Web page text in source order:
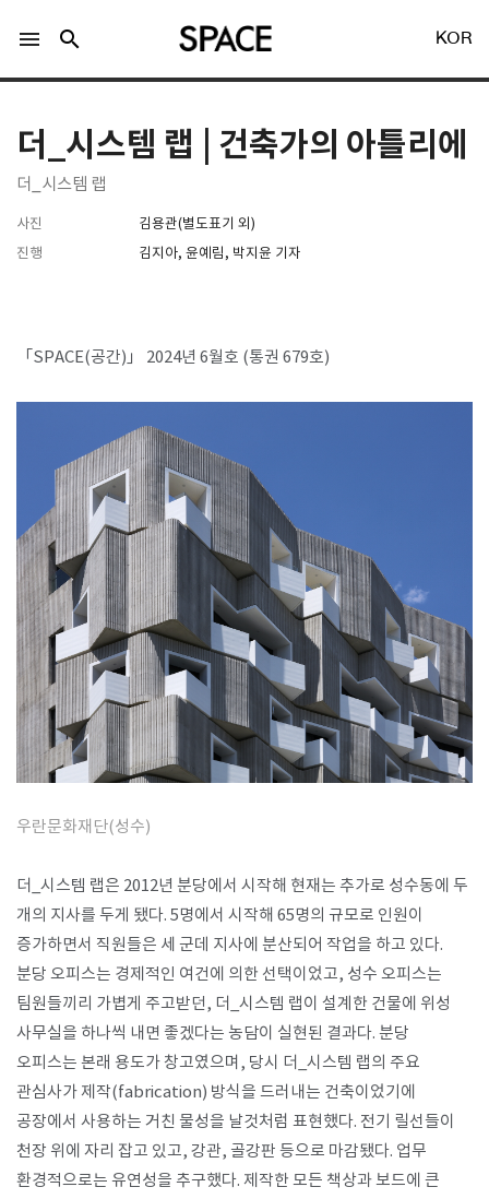
Naver 로그인
SPACE 소개
공지사항
기사문의
광고문의
Contact
menu search KOR
더_시스템 랩 | 건축가의 아틀리에
더_시스템 랩
사진
김용관(별도표기 외)
진행
김지아, 윤예림, 박지윤 기자
「SPACE(공간)」 2024년 6월호 (통권 679호)
우란문화재단(성수)
더_시스템 랩은 2012년 분당에서 시작해 현재는 추가로 성수동에 두
개의 지사를 두게 됐다. 5명에서 시작해 65명의 규모로 인원이
증가하면서 직원들은 세 군데 지사에 분산되어 작업을 하고 있다.
분당 오피스는 경제적인 여건에 의한 선택이었고, 성수 오피스는
팀원들끼리 가볍게 주고받던, 더_시스템 랩이 설계한 건물에 위성
사무실을 하나씩 내면 좋겠다는 농담이 실현된 결과다. 분당
오피스는 본래 용도가 창고였으며, 당시 더_시스템 랩의 주요
관심사가 제작(fabrication) 방식을 드러내는 건축이었기에
공장에서 사용하는 거친 물성을 날것처럼 표현했다. 전기 릴선들이
천장 위에 자리 잡고 있고, 강관, 골강판 등으로 마감됐다. 업무
환경적으로는 유연성을 추구했다. 제작한 모든 책상과 보드에 큰